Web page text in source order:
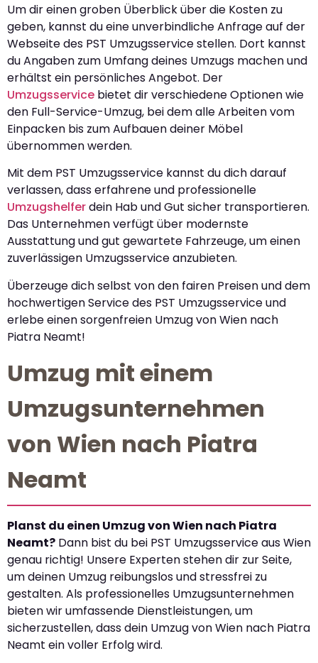
Um dir einen groben Überblick über die Kosten zu
geben, kannst du eine unverbindliche Anfrage auf der
Webseite des PST Umzugsservice stellen. Dort kannst
du Angaben zum Umfang deines Umzugs machen und
erhältst ein persönliches Angebot. Der
Umzugsservice bietet dir verschiedene Optionen wie
den Full-Service-Umzug, bei dem alle Arbeiten vom
Einpacken bis zum Aufbauen deiner Möbel
übernommen werden.
Mit dem PST Umzugsservice kannst du dich darauf
verlassen, dass erfahrene und professionelle
Umzugshelferdein Hab und Gut sicher transportieren.
Das Unternehmen verfügt über modernste
Ausstattung und gut gewartete Fahrzeuge, um einen
zuverlässigen Umzugsservice anzubieten.
Überzeuge dich selbst von den fairen Preisen und dem
hochwertigen Service des PST Umzugsservice und
erlebe einen sorgenfreien Umzug von Wien nach
Piatra Neamt!
Umzug mit einem
Umzugsunternehmen
von Wien nach Piatra
Neamt
Planst du einen Umzug von Wien nach Piatra
Neamt? Dann bist du bei PST Umzugsservice aus Wien
genau richtig! Unsere Experten stehen dir zur Seite,
um deinen Umzug reibungslos und stressfrei zu
gestalten. Als professionelles Umzugsunternehmen
bieten wir umfassende Dienstleistungen, um
sicherzustellen, dass dein Umzug von Wien nach Piatra
Neamt ein voller Erfolg wird.